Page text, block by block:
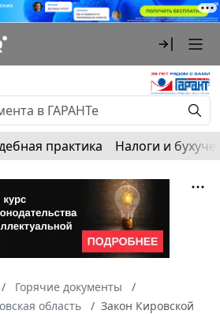
практика Налоги и
Горячие документы
область
Закон Кировской